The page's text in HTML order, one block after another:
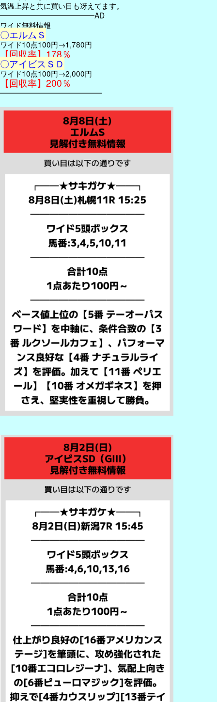
気温上昇と共に買い目も冴えてます。
━━━━━━━━━━━━━AD
ワイド無料情報
〇エルムＳ
ワイド10点100円→1,780円
【回収率】178％
〇アイビスＳＤ
ワイド10点100円→2,000円
【回収率】200％
━━━━━━━━━━━━━━